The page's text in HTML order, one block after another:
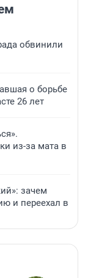
обвинили
о борьбе
26 лет
из-за мата в
зачем
и переехал в